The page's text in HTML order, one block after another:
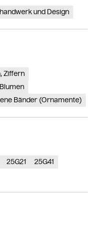
und Design
Ziffern
Blumen
Bänder (Ornamente)
25G21
25G41